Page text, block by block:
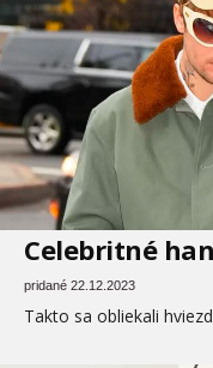
Celebritné
pridané 22.12.2023
Takto sa obliekali